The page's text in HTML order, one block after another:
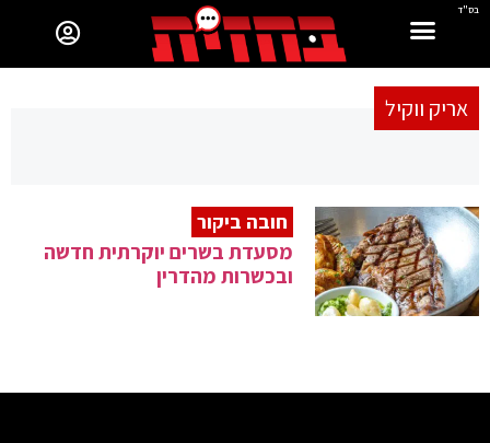
בס"ד
אריק ווקיל
חובה ביקור
מסעדת בשרים יוקרתית חדשה
ובכשרות מהדרין